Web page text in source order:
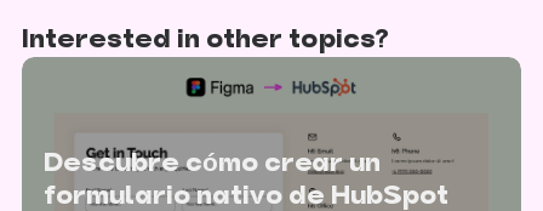
Interested in other topics?
Descubre cómo crear un
formulario nativo de HubSpot